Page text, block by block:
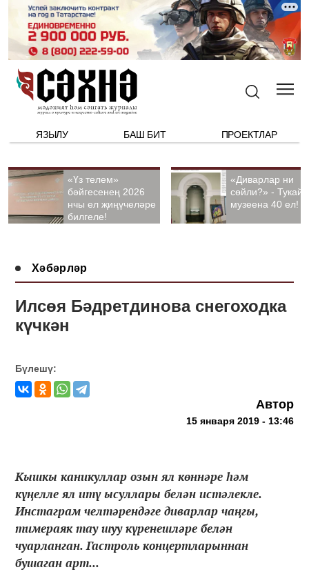
ЯЗЫЛУ БАШ БИТ ПРОЕКТЛАР
«Үз телем»
бәйгесенең 2026
нчы ел җиңүчеләре
билгеле!
«Диварлар ни
сөйли?» - Тукай
музеена 40 ел!
Хәбәрләр
Илсөя Бәдретдинова снегоходка
күчкән
Бүлешү:
Автор
15 января 2019 - 13:46
Кышкы каникуллар озын ял көннәре һәм
күңелле ял итү ысуллары белән истәлекле.
Инстаграм челтәрендәге диварлар чаңгы,
тимераяк тау шуу күренешләре белән
чуарланган. Гастроль концертларыннан
бушаган арт...